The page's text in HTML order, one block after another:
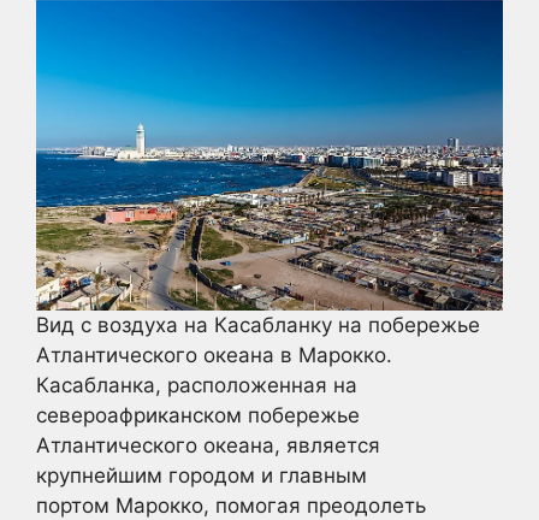
Вид с воздуха на Касабланку на побережье
Атлантического океана в Марокко.
Касабланка, расположенная на
североафриканском побережье
Атлантического океана, является
крупнейшим городом и главным
портом Марокко, помогая преодолеть